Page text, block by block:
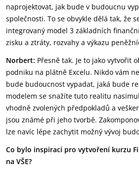
naprojektovat, jak bude v budoucnu
společnosti. To se obvykle dělá tak, že
integrovaný model 3 základních
zisku a ztráty, rozvahy a výkazu
Norbert: Přesně tak. Je to jako vytvořit
podniku na plátně Excelu. Nikdo vám
bude budoucnost vypadat, jaká bude
modelem se snažíte tuto realitu
vhodně zvolených předpokladů a
jsou známé při jeho tvorbě.
lze navíc lépe zachytit možný vývoj
Co bylo inspirací pro vytvoření kurzu
na VŠE?